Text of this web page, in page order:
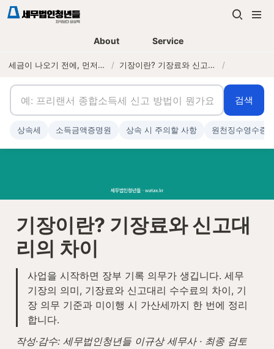
About Service
세금이 나오기 전에, 먼저 연락하는 세무법인 / 기장이란? 기장료와 신고대리의 차이 /
기장이란? 기장료와 신고대
리의 차이
사업을 시작하면 장부 기록 의무가 생깁니다. 세무
기장의 의미, 기장료와 신고대리 수수료의 차이, 기
장 의무 기준과 미이행 시 가산세까지 한 번에 정리
합니다.
작성·감수: 세무법인청년들 이규상 세무사 · 최종 검토
검색
상속세 소득금액증명원 상속 시 주의할 사항 원천징수영수증